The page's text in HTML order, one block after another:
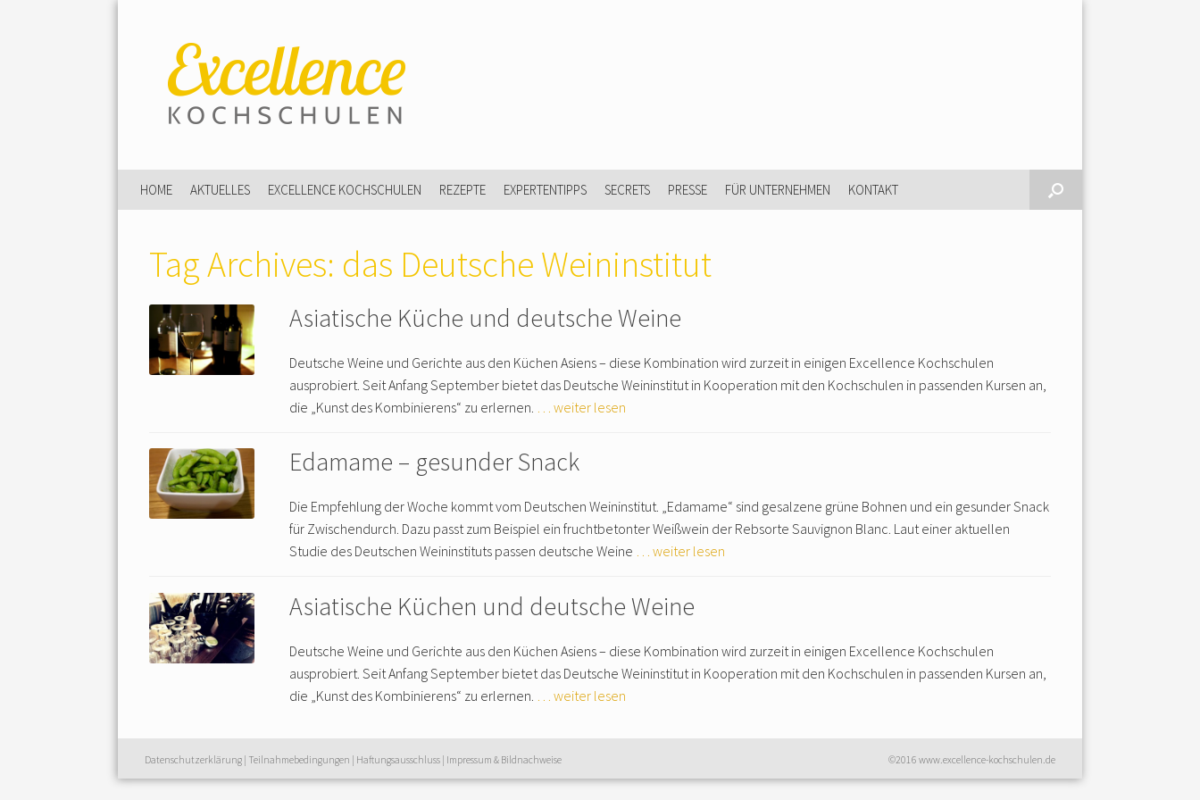
HOME AKTUELLES EXCELLENCE KOCHSCHULEN REZEPTE EXPERTENTIPPS SECRETS PRESSE FÜR UNTERNEHMEN KONTAKT
Tag Archives: das Deutsche Weininstitut
Asiatische Küche und deutsche Weine
Deutsche Weine und Gerichte aus den Küchen Asiens – diese Kombination wird zurzeit in einigen Excellence Kochschulen
ausprobiert. Seit Anfang September bietet das Deutsche Weininstitut in Kooperation mit den Kochschulen in passenden Kursen an,
die „Kunst des Kombinierens“ zu erlernen.
… weiter lesen
Edamame – gesunder Snack
Die Empfehlung der Woche kommt vom Deutschen Weininstitut. „Edamame“ sind gesalzene grüne Bohnen und ein gesunder Snack
für Zwischendurch. Dazu passt zum Beispiel ein fruchtbetonter Weißwein der Rebsorte Sauvignon Blanc. Laut einer aktuellen
Studie des Deutschen Weininstituts passen deutsche Weine … weiter lesen
Asiatische Küchen und deutsche Weine
Deutsche Weine und Gerichte aus den Küchen Asiens – diese Kombination wird zurzeit in einigen Excellence Kochschulen
ausprobiert. Seit Anfang September bietet das Deutsche Weininstitut in Kooperation mit den Kochschulen in passenden Kursen an,
die „Kunst des Kombinierens“ zu erlernen.
… weiter lesen
Datenschutzerklärung | Teilnahmebedingungen | Haftungsausschluss | Impressum & Bildnachweise ©2016 www.excellence-kochschulen.de